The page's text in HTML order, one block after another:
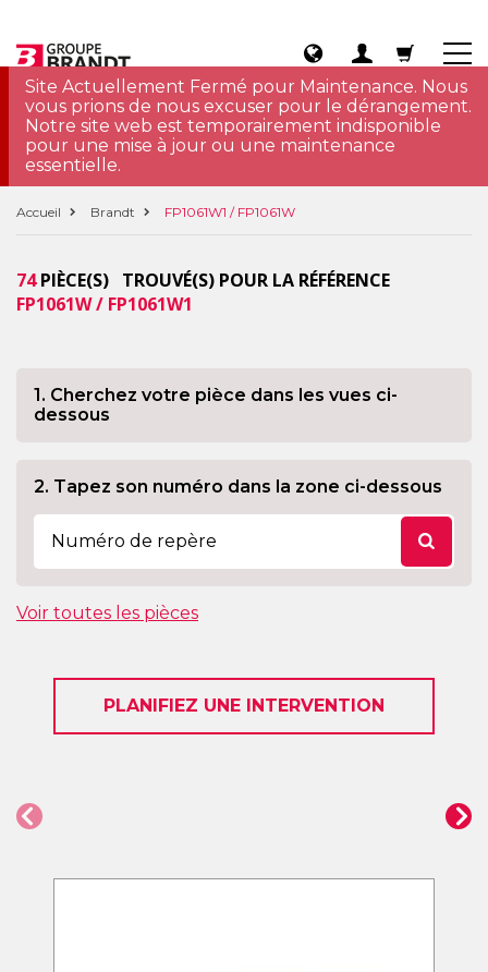
Site Actuellement Fermé pour Maintenance. Nous
vous prions de nous excuser pour le dérangement.
Notre site web est temporairement indisponible
pour une mise à jour ou une maintenance
essentielle.
Accueil Brandt FP1061W1 / FP1061W
74PIÈCE(S) TROUVÉ(S) POUR LA RÉFÉRENCE
FP1061W / FP1061W1
1. Cherchez votre pièce dans les vues ci-
dessous
2. Tapez son numéro dans la zone ci-dessous
Voir toutes les pièces
PLANIFIEZ UNE INTERVENTION